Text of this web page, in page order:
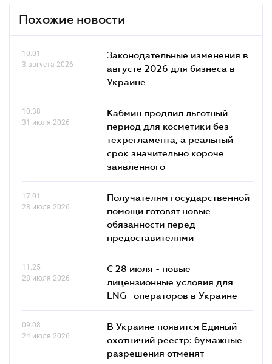
Похожие новости
10.01
3 августа 2026
Законодательные изменения в
августе 2026 для бизнеса в
Украине
10.38
31 июля 2026
Кабмин продлил льготный
период для косметики без
техрегламента, а реальный
срок значительно короче
заявленного
17.01
28 июля 2026
Получателям государственной
помощи готовят новые
обязанности перед
предоставителями
11.25
28 июля 2026
С 28 июля - новые
лицензионные условия для
LNG- операторов в Украине
09.08
24 июля 2026
В Украине появится Единый
охотничий реестр: бумажные
разрешения отменят